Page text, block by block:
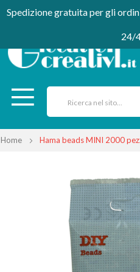
Spedizione gratuita per gli
24/
Home Hama beads MINI 2000